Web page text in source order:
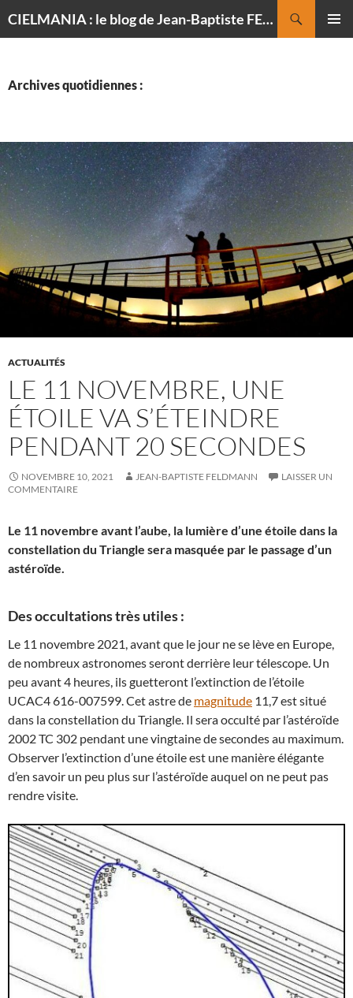
CIELMANIA : le blog de Jean-Baptiste FELDMANN, photographe du ciel
Archives quotidiennes :
ACTUALITÉS
LE 11 NOVEMBRE, UNE
ÉTOILE VA S’ÉTEINDRE
PENDANT 20 SECONDES
NOVEMBRE 10, 2021 JEAN-BAPTISTE FELDMANN
LAISSER UN
COMMENTAIRE
Le 11 novembre avant l’aube, la lumière d’une étoile dans la
constellation du Triangle sera masquée par le passage d’un
astéroïde.
Des occultations très utiles :
Le 11 novembre 2021, avant que le jour ne se lève en Europe,
de nombreux astronomes seront derrière leur télescope. Un
peu avant 4 heures, ils guetteront l’extinction de l’étoile
UCAC4 616-007599. Cet astre de magnitude 11,7 est situé
dans la constellation du Triangle. Il sera occulté par l’astéroïde
2002 TC 302 pendant une vingtaine de secondes au maximum.
Observer l’extinction d’une étoile est une manière élégante
d’en savoir un peu plus sur l’astéroïde auquel on ne peut pas
rendre visite.